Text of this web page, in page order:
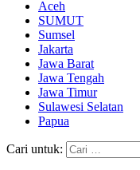
Aceh
SUMUT
Sumsel
Jakarta
Jawa Barat
Jawa Tengah
Jawa Timur
Sulawesi Selatan
Papua
Cari untuk: